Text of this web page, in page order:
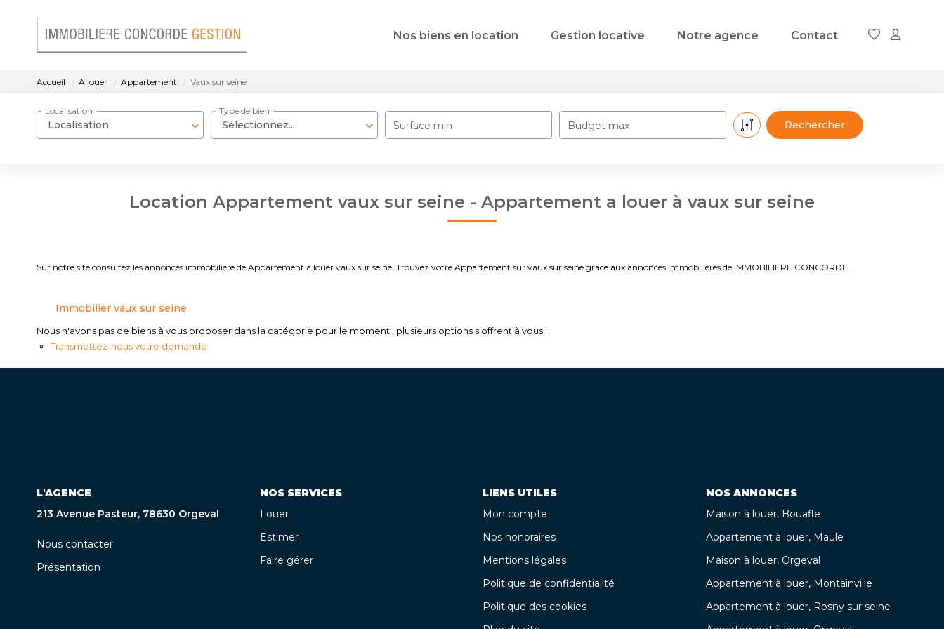
Nos biens en location Gestion locative Notre agence Contact
Accueil A louer Appartement Vaux sur seine
Localisation
Localisation
Sélectionnez...
Type de bien
Surface min Budget max
Location Appartement vaux sur seine - Appartement a louer à vaux sur seine
Sur notre site consultez les annonces immobilière de Appartement à louer vaux sur seine. Trouvez votre Appartement sur vaux sur seine grâce aux annonces immobilières de IMMOBILIERE CONCORDE.
Immobilier vaux sur seine
Nous n'avons pas de biens à vous proposer dans la catégorie pour le moment , plusieurs options s'offrent à vous :
Transmettez-nous votre demande
L'AGENCE
213 Avenue Pasteur, 78630 Orgeval
Nous contacter
Présentation
NOS SERVICES
Louer
Estimer
Faire gérer
LIENS UTILES
Mon compte
Nos honoraires
Mentions légales
Politique de confidentialité
Politique des cookies
NOS ANNONCES
Maison à louer, Bouafle
Appartement à louer, Maule
Maison à louer, Orgeval
Appartement à louer, Montainville
Appartement à louer, Rosny sur seine